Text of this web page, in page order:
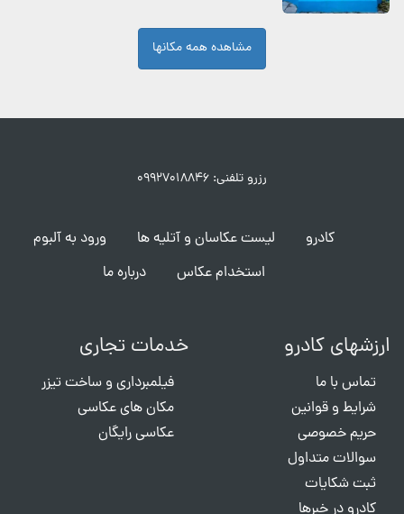
مشاهده همه مکانها
رزرو تلفنی: ۰۹۹۲۷۰۱۸۸۴۶
کادرو لیست عکاسان و آتلیه ها
ورود به آلبوم
استخدام عکاس
درباره ما
ارزشهای کادرو
تماس با ما
شرایط و قوانین
حریم خصوصی
سوالات متداول
ثبت شکایات
کادرو در خبرها
خدمات تجاری
فیلمبرداری و ساخت تیزر
مکان های عکاسی
عکاسی رایگان